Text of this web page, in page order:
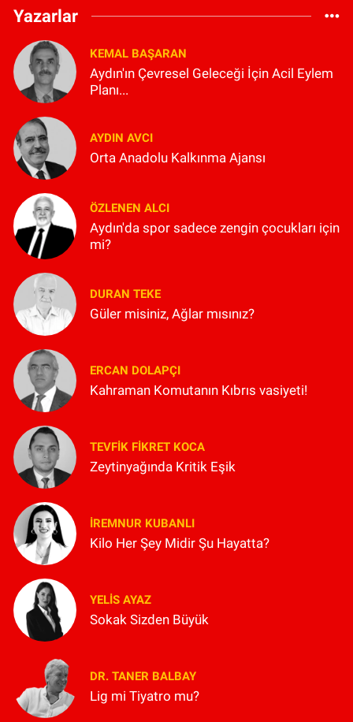
Yazarlar
KEMAL BAŞARAN
Aydın'ın Çevresel Geleceği İçin Acil Eylem
Planı...
AYDIN AVCI
Orta Anadolu Kalkınma Ajansı
ÖZLENEN ALCI
Aydın'da spor sadece zengin çocukları için
mi?
DURAN TEKE
Güler misiniz, Ağlar mısınız?
ERCAN DOLAPÇI
Kahraman Komutanın Kıbrıs vasiyeti!
TEVFIK FIKRET KOCA
Zeytinyağında Kritik Eşik
İREMNUR KUBANLI
Kilo Her Şey Midir Şu Hayatta?
YELIS AYAZ
Sokak Sizden Büyük
DR. TANER BALBAY
Lig mi Tiyatro mu?